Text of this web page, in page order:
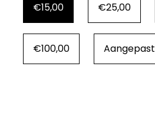
€15,00 €25,00
€100,00 Aangepast